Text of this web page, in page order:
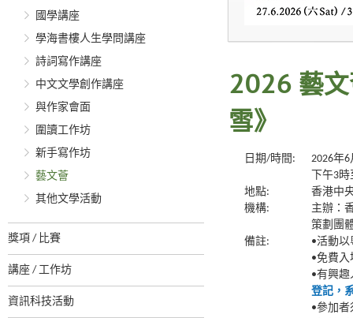
國學講座
學海書樓人生學問講座
詩詞寫作講座
中文文學創作講座
與作家會面
圍讀工作坊
新手寫作坊
藝文薈
其他文學活動
獎項 / 比賽
講座 / 工作坊
資訊科技活動
2026 藝文
雪》
日期/時間:
2026年
下午3
地點:
香港中
機構:
主辦：
策劃團
備註:
•活動
•免費
•有興
登記，
•參加